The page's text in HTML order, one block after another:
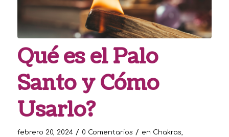
Qué es el Palo
Santo y Cómo
Usarlo?
febrero 20, 2024 / 0 Comentarios / en Chakras,